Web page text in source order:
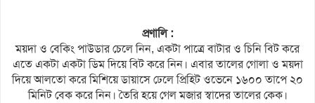
প্রণালি :
ময়দা ও বেকিং পাউডার চেলে নিন, একটা পাত্রে বাটার ও চিনি বিট করে
এতে একটা একটা ডিম দিয়ে বিট করে নিন। এবার তালের গোলা ও ময়দা
দিয়ে আলতো করে মিশিয়ে ডায়াসে ঢেলে প্রিহিট ওভেনে ১৬০০ তাপে ২০
মিনিট বেক করে নিন। তৈরি হয়ে গেল মজার স্বাদের তালের কেক।